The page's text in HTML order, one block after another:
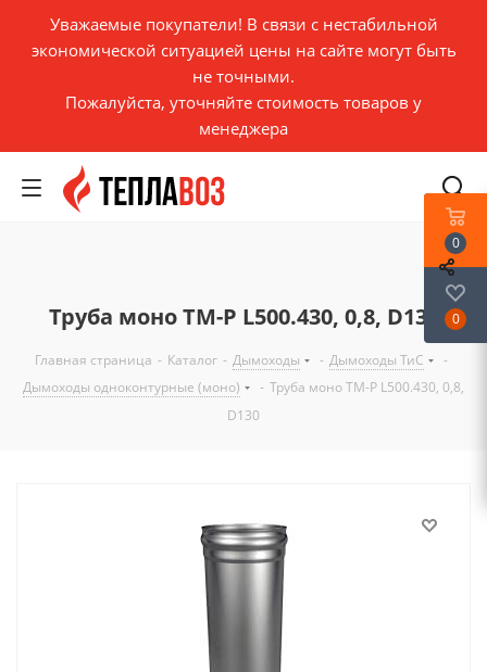
Уважаемые покупатели! В связи с нестабильной
экономической ситуацией цены на сайте могут быть
не точными.
Пожалуйста, уточняйте стоимость товаров у
менеджера
Труба моно ТМ-Р L500.430, 0,8, D130
Главная страница - Каталог - Дымоходы - Дымоходы ТиС
-
Дымоходы одноконтурные (моно)
- Труба моно ТМ-Р L500.430, 0,8,
D130
0
0